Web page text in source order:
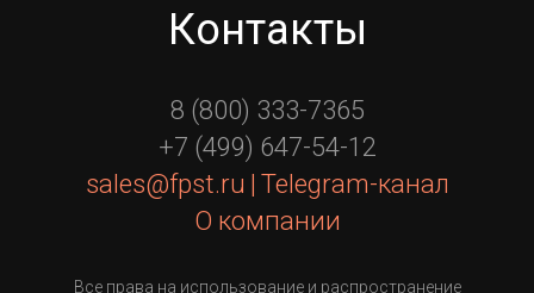
Контакты
8 (800) 333-7365
+7 (499) 647-54-12
sales@fpst.ru | Telegram-канал
О компании
Все права на использование и распространение